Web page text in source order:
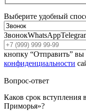
Выберите удобный
ЗвонокWhatsApp
кнопку “Отправить” вы
конфиденциальности
Вопрос-ответ
Каков срок вступления
Приморья»?